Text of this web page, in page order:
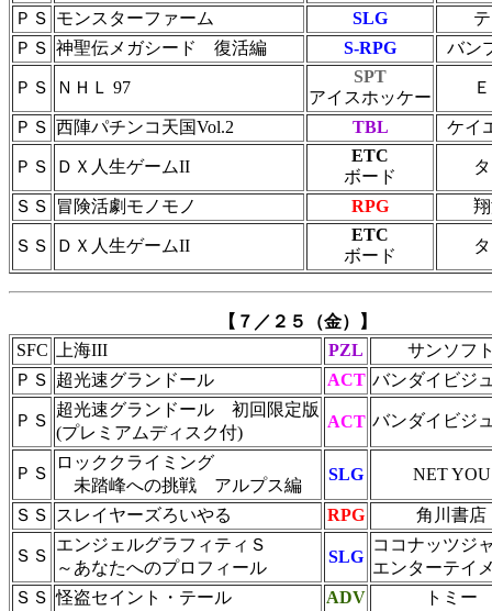
ＰＳ モンスターファーム SLG
ＰＳ 神聖伝メガシード 復活編 S-RPG バン
ＰＳ ＮＨＬ 97
SPT
アイスホッケー
ＰＳ 西陣パチンコ天国Vol.2 TBL ケイ
ＰＳ ＤＸ人生ゲームII
ETC
ボード
ＳＳ 冒険活劇モノモノ RPG
ＳＳ ＤＸ人生ゲームII
ETC
ボード
【７／２５（金）】
SFC
上海III PZL
サンソフ
ＰＳ 超光速グランドール ACT バンダイビジ
ＰＳ
超光速グランドール 初回限定版
(プレミアムディスク付)
ACT バンダイビジ
ＰＳ
ロッククライミング
未踏峰への挑戦 アルプス編
SLG NET YOU
ＳＳ スレイヤーズろいやる RPG 角川書店
ＳＳ
エンジェルグラフィティＳ
～あなたへのプロフィール
SLG
ココナッツジ
エンターテイ
ＳＳ 怪盗セイント・テール ADV トミー